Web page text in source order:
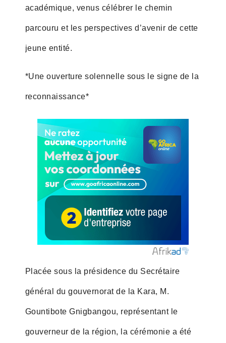
académique, venus célébrer le chemin
parcouru et les perspectives d’avenir de cette
jeune entité.
*Une ouverture solennelle sous le signe de la
reconnaissance*
Placée sous la présidence du Secrétaire
général du gouvernorat de la Kara, M.
Gountibote Gnigbangou, représentant le
gouverneur de la région, la cérémonie a été